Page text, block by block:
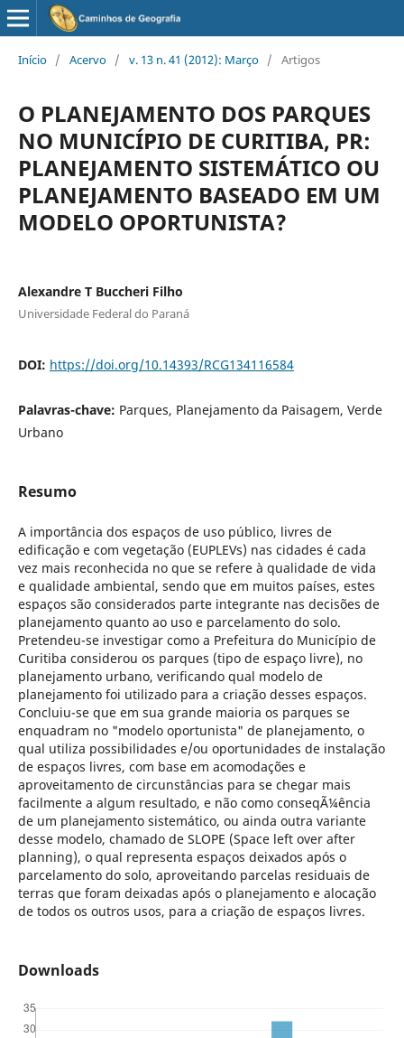
Início / Acervo / v. 13 n. 41 (2012): Março / Artigos
O PLANEJAMENTO DOS PARQUES
NO MUNICÍPIO DE CURITIBA, PR:
PLANEJAMENTO SISTEMÁTICO OU
PLANEJAMENTO BASEADO EM UM
MODELO OPORTUNISTA?
Alexandre T Buccheri Filho
Universidade Federal do Paraná
DOI: https://doi.org/10.14393/RCG134116584
Palavras-chave: Parques, Planejamento da Paisagem, Verde
Urbano
Resumo
A importância dos espaços de uso público, livres de
edificação e com vegetação (EUPLEVs) nas cidades é cada
vez mais reconhecida no que se refere à qualidade de vida
e qualidade ambiental, sendo que em muitos países, estes
espaços são considerados parte integrante nas decisões de
planejamento quanto ao uso e parcelamento do solo.
Pretendeu-se investigar como a Prefeitura do Município de
Curitiba considerou os parques (tipo de espaço livre), no
planejamento urbano, verificando qual modelo de
planejamento foi utilizado para a criação desses espaços.
Concluiu-se que em sua grande maioria os parques se
enquadram no "modelo oportunista" de planejamento, o
qual utiliza possibilidades e/ou oportunidades de instalação
de espaços livres, com base em acomodações e
aproveitamento de circunstâncias para se chegar mais
facilmente a algum resultado, e não como conseqÃ¼ência
de um planejamento sistemático, ou ainda outra variante
desse modelo, chamado de SLOPE (Space left over after
planning), o qual representa espaços deixados após o
parcelamento do solo, aproveitando parcelas residuais de
terras que foram deixadas após o planejamento e alocação
de todos os outros usos, para a criação de espaços livres.
Downloads